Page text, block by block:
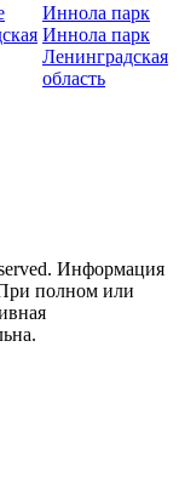
Иннола парк
Ленинградская
область
Информация
полном или